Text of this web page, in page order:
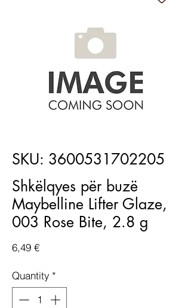
SKU: 3600531702205
Shkëlqyes për buzë
Maybelline Lifter Glaze,
003 Rose Bite, 2.8 g
6,49 €Price
Quantity *